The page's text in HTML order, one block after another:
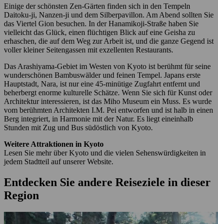
Einige der schönsten Zen-Gärten finden sich in den Tempeln
Daitoku-ji, Nanzen-ji und dem Silberpavillon. Am Abend sollten Sie
das Viertel Gion besuchen. In der Hanamikoji-Straße haben Sie
vielleicht das Glück, einen flüchtigen Blick auf eine Geisha zu
erhaschen, die auf dem Weg zur Arbeit ist, und die ganze Gegend ist
voller kleiner Seitengassen mit exzellenten Restaurants.
Das Arashiyama-Gebiet im Westen von Kyoto ist berühmt für seine
wunderschönen Bambuswälder und feinen Tempel. Japans erste
Hauptstadt, Nara, ist nur eine 45-minütige Zugfahrt entfernt und
beherbergt enorme kulturelle Schätze. Wenn Sie sich für Kunst oder
Architektur interessieren, ist das Miho Museum ein Muss. Es wurde
vom berühmten Architekten I.M. Pei entworfen und ist halb in einen
Berg integriert, in Harmonie mit der Natur. Es liegt eineinhalb
Stunden mit Zug und Bus südöstlich von Kyoto.
Weitere Attraktionen in Kyoto
Lesen Sie mehr über Kyoto und die vielen Sehenswürdigkeiten in
jedem Stadtteil auf unserer Website.
Entdecken Sie andere Reiseziele in dieser
Region